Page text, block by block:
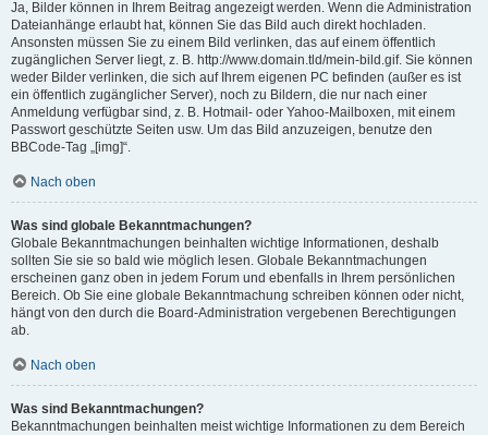
Ja, Bilder können in Ihrem Beitrag angezeigt werden. Wenn die Administration
Dateianhänge erlaubt hat, können Sie das Bild auch direkt hochladen.
Ansonsten müssen Sie zu einem Bild verlinken, das auf einem öffentlich
zugänglichen Server liegt, z. B. http://www.domain.tld/mein-bild.gif. Sie können
weder Bilder verlinken, die sich auf Ihrem eigenen PC befinden (außer es ist
ein öffentlich zugänglicher Server), noch zu Bildern, die nur nach einer
Anmeldung verfügbar sind, z. B. Hotmail- oder Yahoo-Mailboxen, mit einem
Passwort geschützte Seiten usw. Um das Bild anzuzeigen, benutze den
BBCode-Tag „[img]“.
Nach oben
Was sind globale Bekanntmachungen?
Globale Bekanntmachungen beinhalten wichtige Informationen, deshalb
sollten Sie sie so bald wie möglich lesen. Globale Bekanntmachungen
erscheinen ganz oben in jedem Forum und ebenfalls in Ihrem persönlichen
Bereich. Ob Sie eine globale Bekanntmachung schreiben können oder nicht,
hängt von den durch die Board-Administration vergebenen Berechtigungen
ab.
Nach oben
Was sind Bekanntmachungen?
Bekanntmachungen beinhalten meist wichtige Informationen zu dem Bereich